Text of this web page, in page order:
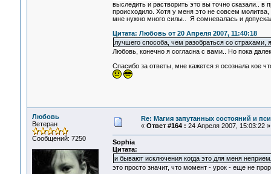
выследить и растворить это вы точно сказали..
происходило. Хотя у меня это не совсем
мне нужно много силы.. Я сомневалась и
Цитата: Любовь от 20 Апреля 2007, 11:40:18
лучшего способа, чем разобраться со страхами,
Любовь, конечно я согласна с вами.. Но пока
Спасибо за ответы, мне кажется я осознала кое
Любовь
Ветеран
Сообщений: 7250
Re: Магия запутанных состояний и
« Ответ #164 : 24 Апреля 2007, 15:03:22 »
Sophia
Цитата:
и бывают исключения когда это для меня
это просто значит, что момент - урок - еще не